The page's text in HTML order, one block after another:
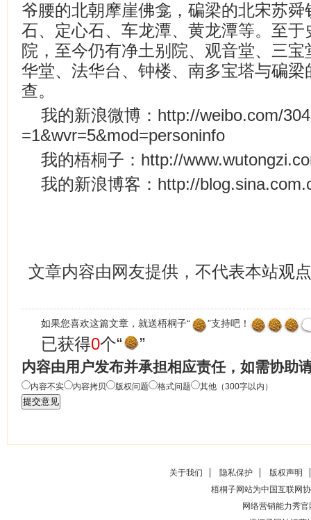
爷腰的北朝摩崖佛龛，碥梁的北宋苏
石、定心石、车龙潭、黄龙潭等。至
院，至今仍有净土别院、观音堂、三
华堂、法华台、钟楼、南多宝塔与碥
查。
我的新浪微博：http://weibo.com/
=1&wvr=5&mod=personinfo
我的梧桐子：http://
我的新浪博客：http://
文章内容由网友提供，不代表本站观点
如果您喜欢这篇文章，就送梧桐子“ ”支持吧！
已获得0个“ ”
内容由用户发布并承担相应责任，如需协助
内容不实 内容拷贝 版权问题 格式问题 其他（300字以内）
关于我们 隐私保护
版权声明
梧桐子网站为中国互联网
网络营销能力秀官